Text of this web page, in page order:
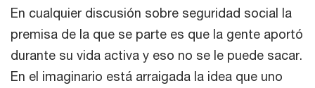
En cualquier discusión sobre seguridad social la
premisa de la que se parte es que la gente aportó
durante su vida activa y eso no se le puede sacar.
En el imaginario está arraigada la idea que uno